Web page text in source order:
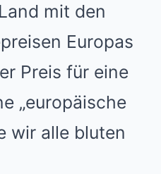
mit den
Europas
Preis für eine
„europäische
wir alle bluten